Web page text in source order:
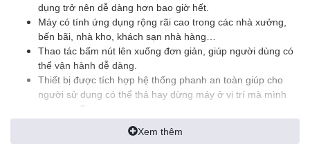
dụng trở nên dễ dàng hơn bao giờ hết.
Máy có tính ứng dụng rộng rãi cao trong các nhà xưởng,
bến bãi, nhà kho, khách sạn nhà hàng…
Thao tác bấm nút lên xuống đơn giản, giúp người dùng có
thể vận hành dễ dàng.
Thiết bị được tích hợp hệ thống phanh an toàn giúp cho
người sử dụng có thể thả hay dừng máy ở vị trí mà mình
mong muốn.
dài, ít hư hỏng, rất có lợi, tiết kiệm kinh phí và thời gian.
Xem thêm